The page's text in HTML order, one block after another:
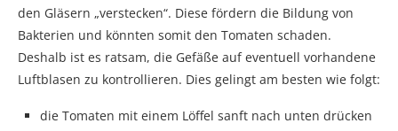
den Gläsern „verstecken“. Diese fördern die Bildung von
Bakterien und könnten somit den Tomaten schaden.
Deshalb ist es ratsam, die Gefäße auf eventuell vorhandene
Luftblasen zu kontrollieren. Dies gelingt am besten wie folgt:
die Tomaten mit einem Löffel sanft nach unten drücken